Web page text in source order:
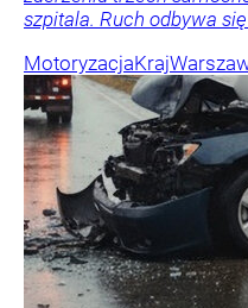
szpitala. Ruch odbywa
MotoryzacjaKraj